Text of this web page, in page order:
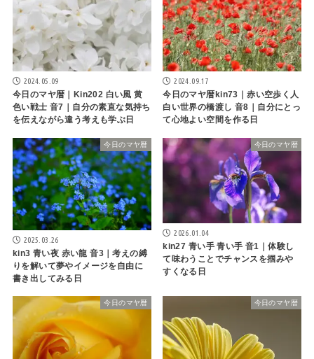
2024.05.09
今日のマヤ暦｜Kin202 白い風 黄
色い戦士 音7｜自分の素直な気持ち
を伝えながら違う考えも学ぶ日
2024.09.17
今日のマヤ暦kin73｜赤い空歩く人
白い世界の橋渡し 音8｜自分にとっ
て心地よい空間を作る日
今日のマヤ暦
2025.03.26
kin3 青い夜 赤い龍 音3｜考えの縛
りを解いて夢やイメージを自由に
書き出してみる日
今日のマヤ暦
2026.01.04
kin27 青い手 青い手 音1｜体験し
て味わうことでチャンスを掴みや
すくなる日
今日のマヤ暦 今日のマヤ暦